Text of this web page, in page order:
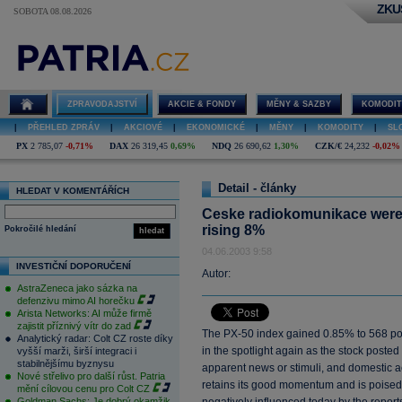
SOBOTA 08.08.2026
ZPRAVODAJSTVÍ AKCIE & FONDY MĚNY & SAZBY
PŘEHLED ZPRÁV AKCIOVÉ EKONOMICKÉ MĚNY KOMODITY
PX 2 785,07 -0,71% DAX 26 319,45 0,69% NDQ 26 690,62 1,30% CZK/€ 24,232 -0,02%
HLEDAT V KOMENTÁŘÍCH
hledat
Pokročilé hledání
INVESTIČNÍ DOPORUČENÍ
AstraZeneca jako sázka na
defenzivu mimo AI horečku
Arista Networks: AI může firmě
zajistit příznivý vítr do zad
Analytický radar: Colt CZ roste díky
vyšší marži, širší integraci i
stabilnějšímu byznysu
Nové střelivo pro další růst. Patria
mění cílovou cenu pro Colt CZ
Detail - články
Ceske radiokomunikace
rising 8%
04.06.2003 9:58
Autor:
The PX-50 index gained 0.85% to 568
in the spotlight again as the stock
apparent news or stimuli, and domestic
retains its good momentum and is